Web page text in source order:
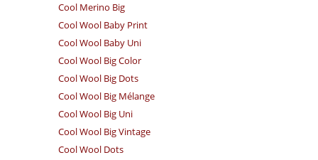
Cool Merino Big
Cool Wool Baby Print
Cool Wool Baby Uni
Cool Wool Big Color
Cool Wool Big Dots
Cool Wool Big Mélange
Cool Wool Big Uni
Cool Wool Big Vintage
Cool Wool Dots